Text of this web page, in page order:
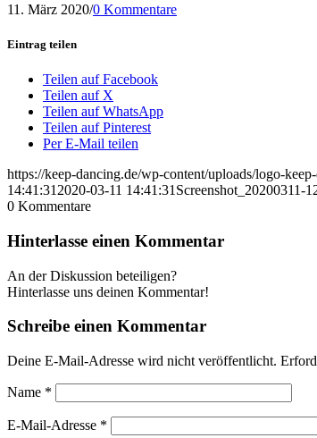
11. März 2020/0 Kommentare
Eintrag teilen
Teilen auf Facebook
Teilen auf X
Teilen auf WhatsApp
Teilen auf Pinterest
Per E-Mail teilen
https://keep-dancing.de/wp-content/uploads/logo-
14:41:31 2020-03-11 14:41:31 Screenshot_20200311-
0 Kommentare
Hinterlasse einen Kommentar
An der Diskussion beteiligen?
Hinterlasse uns deinen Kommentar!
Schreibe einen Kommentar
Deine E-Mail-Adresse wird nicht veröffentlicht.
Name *
E-Mail-Adresse *